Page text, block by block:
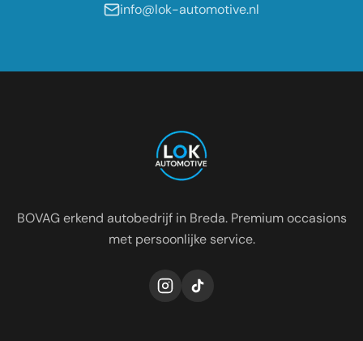
info@lok-automotive.nl
BOVAG erkend autobedrijf in Breda. Premium occasions
met persoonlijke service.